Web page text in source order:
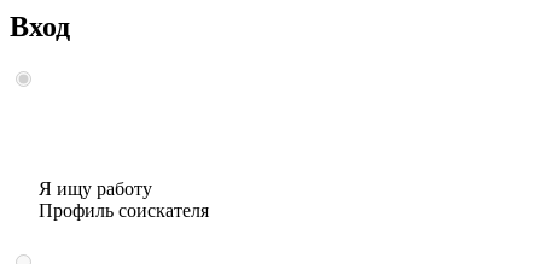
Вход
Я ищу работу
Профиль соискателя